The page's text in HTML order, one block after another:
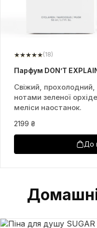
(18)
Парфум DON’T
Свіжий,
нотами зеленої
меліси наостанок.
2199 ₴
До